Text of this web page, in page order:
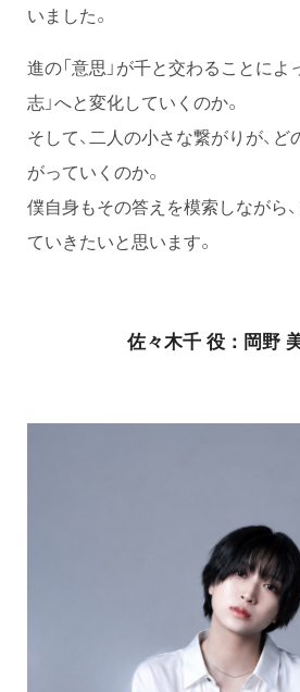
いました。
進の「意思」が千と交わることによ
志」へと変化していくのか。
そして、二人の小さな繋がりが、
がっていくのか。
僕自身もその答えを模索しながら
ていきたいと思います。
佐々木千 役：岡野